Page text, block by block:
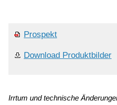
Prospekt
Download Produktbilder
Irrtum und technische